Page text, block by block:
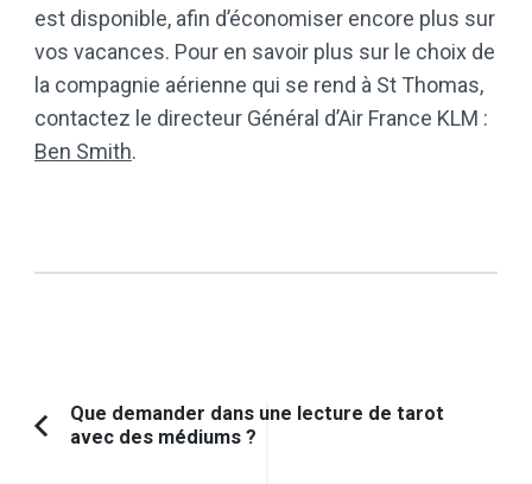
est disponible, afin d’économiser encore plus sur
vos vacances. Pour en savoir plus sur le choix de
la compagnie aérienne qui se rend à St Thomas,
contactez le directeur Général d’Air France KLM :
Ben Smith.
Navigation
d'article
Article
Que demander dans une lecture de tarot
avec des médiums ?